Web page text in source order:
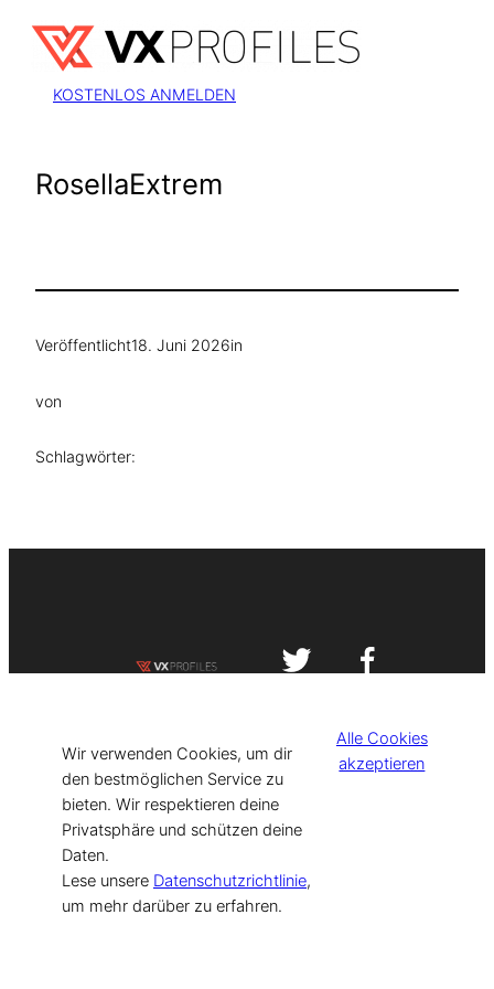
Inhalt
springen
KOSTENLOS ANMELDEN
RosellaExtrem
Veröffentlicht18. Juni 2026in
von
Schlagwörter:
[current_year] VISIT-X. Made with
for Models & Influencers!
Wir verwenden Cookies, um dir
den bestmöglichen Service zu
bieten. Wir respektieren deine
Privatsphäre und schützen deine
Daten.
Lese unsere Datenschutzrichtlinie,
um mehr darüber zu erfahren.
Alle Cookies
akzeptieren